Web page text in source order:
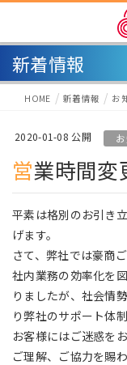
新着情報
HOME 新着情報 お
2020-01-08
営業時間
平素は格別のお引き
げます。
さて、弊社では豪商
社内業務の効率化を
りましたが、社会情
り弊社のサポート体
お客様にはご迷惑を
ご理解、ご協力を賜